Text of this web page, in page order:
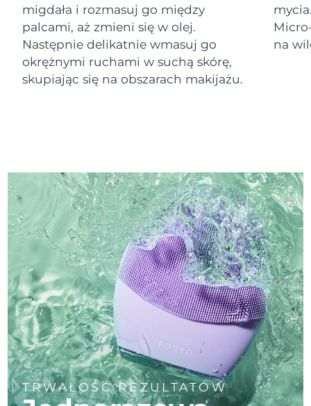
migdała i rozmasuj go między
palcami, aż zmieni się w olej.
Następnie delikatnie wmasuj go
okrężnymi ruchami w suchą skórę,
skupiając się na obszarach makijażu.
na
TRWAŁOŚĆ REZULTATÓW